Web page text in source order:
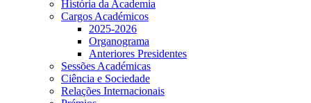
História da Academia
Cargos Académicos
2025-2026
Organograma
Anteriores Presidentes
Sessões Académicas
Ciência e Sociedade
Relações Internacionais